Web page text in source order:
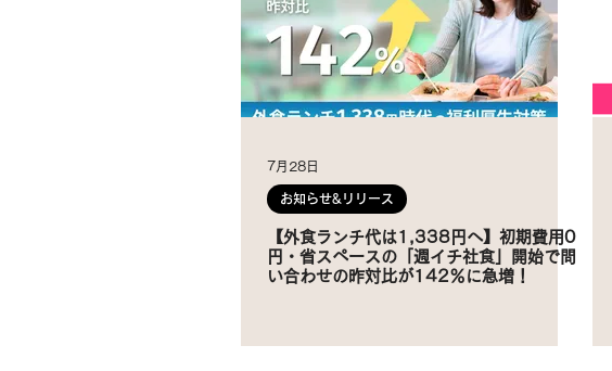
7月28日
お知らせ&リリース
【外食ランチ代は1,338円へ】初期費用0
円・省スペースの「週イチ社食」開始で問
い合わせの昨対比が142％に急増！